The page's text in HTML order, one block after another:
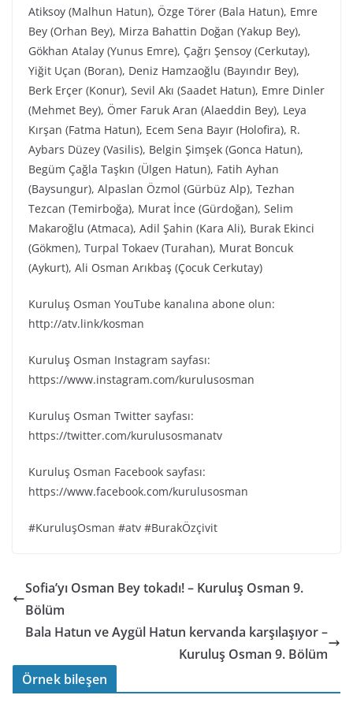
Atiksoy (Malhun Hatun), Özge Törer (Bala Hatun), Emre
Bey (Orhan Bey), Mirza Bahattin Doğan (Yakup Bey),
Gökhan Atalay (Yunus Emre), Çağrı Şensoy (Cerkutay),
Yiğit Uçan (Boran), Deniz Hamzaoğlu (Bayındır Bey),
Berk Erçer (Konur), Sevil Akı (Saadet Hatun), Emre Dinler
(Mehmet Bey), Ömer Faruk Aran (Alaeddin Bey), Leya
Kırşan (Fatma Hatun), Ecem Sena Bayır (Holofira), R.
Aybars Düzey (Vasilis), Belgin Şimşek (Gonca Hatun),
Begüm Çağla Taşkın (Ülgen Hatun), Fatih Ayhan
(Baysungur), Alpaslan Özmol (Gürbüz Alp), Tezhan
Tezcan (Temirboğa), Murat İnce (Gürdoğan), Selim
Makaroğlu (Atmaca), Adil Şahin (Kara Ali), Burak Ekinci
(Gökmen), Turpal Tokaev (Turahan), Murat Boncuk
(Aykurt), Ali Osman Arıkbaş (Çocuk Cerkutay)
Kuruluş Osman YouTube kanalına abone olun:
http://atv.link/kosman
Kuruluş Osman Instagram sayfası:
https://www.instagram.com/kurulusosman
Kuruluş Osman Twitter sayfası:
https://twitter.com/kurulusosmanatv
Kuruluş Osman Facebook sayfası:
https://www.facebook.com/kurulusosman
#KuruluşOsman #atv #BurakÖzçivit
Sofia’yı Osman Bey tokadı! – Kuruluş Osman 9.
Bölüm
Bala Hatun ve Aygül Hatun kervanda karşılaşıyor –
Kuruluş Osman 9. Bölüm
Örnek bileşen